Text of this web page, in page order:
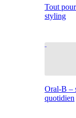
Tout
styling
Oral-B –
quotidien